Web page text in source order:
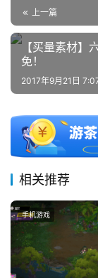
上一篇
【买量素材】
免！
2017年9月21日
相关推荐
手机游戏